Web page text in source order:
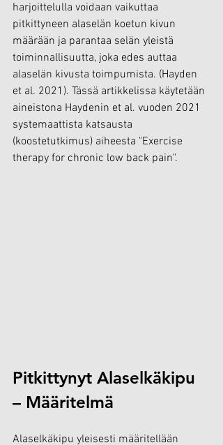
harjoittelulla voidaan vaikuttaa
pitkittyneen alaselän koetun kivun
määrään ja parantaa selän yleistä
toiminnallisuutta, joka edes auttaa
alaselän kivusta toimpumista. (Hayden
et al. 2021). Tässä artikkelissa käytetään
aineistona Haydenin et al. vuoden 2021
systemaattista katsausta
(koostetutkimus) aiheesta "Exercise
therapy for chronic low back pain".
Pitkittynyt Alaselkäkipu
– Määritelmä
Alaselkäkipu yleisesti määritellään